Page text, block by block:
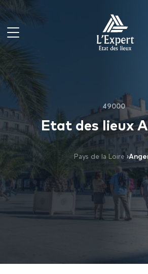
49000
Etat des lieux
Pays de la Loire ›